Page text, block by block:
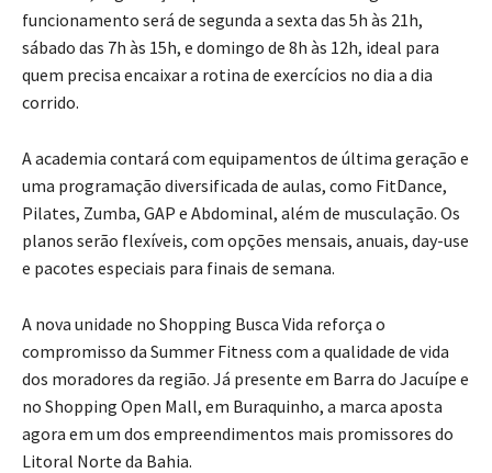
funcionamento será de segunda a sexta das 5h às 21h,
sábado das 7h às 15h, e domingo de 8h às 12h, ideal para
quem precisa encaixar a rotina de exercícios no dia a dia
corrido.
A academia contará com equipamentos de última geração e
uma programação diversificada de aulas, como FitDance,
Pilates, Zumba, GAP e Abdominal, além de musculação. Os
planos serão flexíveis, com opções mensais, anuais, day-use
e pacotes especiais para finais de semana.
A nova unidade no Shopping Busca Vida reforça o
compromisso da Summer Fitness com a qualidade de vida
dos moradores da região. Já presente em Barra do Jacuípe e
no Shopping Open Mall, em Buraquinho, a marca aposta
agora em um dos empreendimentos mais promissores do
Litoral Norte da Bahia.